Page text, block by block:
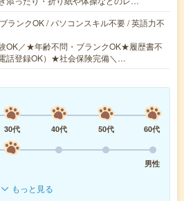
ランクOK / パソコンスキル不要 / 英語力不
OK／★年齢不問・ブランクOK★履歴書不
話登録OK）★社会保険完備＼…
30代 40代 50代
60代
男性
もっと見る